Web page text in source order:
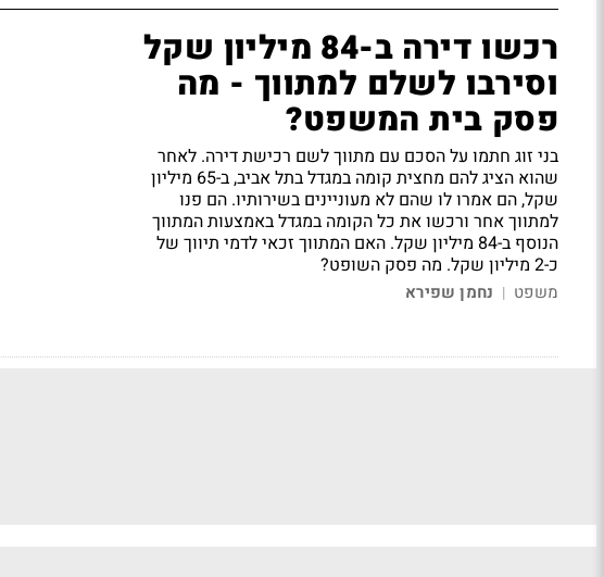
רכשו דירה ב-84 מיליון שקל
וסירבו לשלם למתווך - מה
פסק בית המשפט?
בני זוג חתמו על הסכם עם מתווך לשם רכישת דירה. לאחר
שהוא הציג להם מחצית קומה במגדל בתל אביב, ב-65 מיליון
שקל, הם אמרו לו שהם לא מעוניינים בשירותיו. הם פנו
למתווך אחר ורכשו את כל הקומה במגדל באמצעות המתווך
הנוסף ב-84 מיליון שקל. האם המתווך זכאי לדמי תיווך של
כ-2 מיליון שקל. מה פסק השופט?
משפט | נחמן שפירא